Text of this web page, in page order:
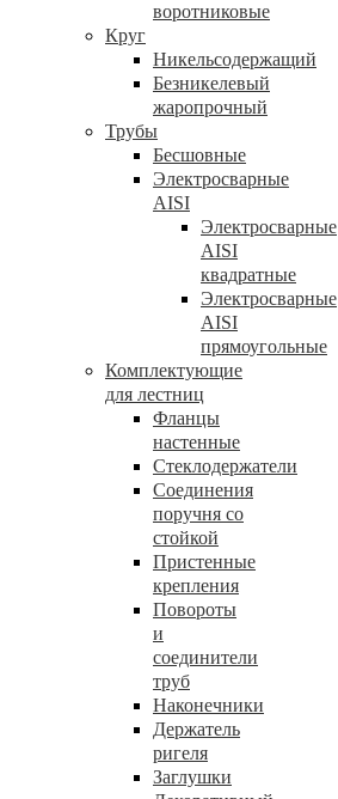
воротниковые
Круг
Никельсодержащий
Безникелевый
жаропрочный
Трубы
Бесшовные
Электросварные
AISI
Электросварные
AISI
квадратные
Электросварные
AISI
прямоугольные
Комплектующие
для лестниц
Фланцы
настенные
Стеклодержатели
Соединения
поручня со
стойкой
Пристенные
крепления
Повороты
и
соединители
труб
Наконечники
Держатель
ригеля
Заглушки